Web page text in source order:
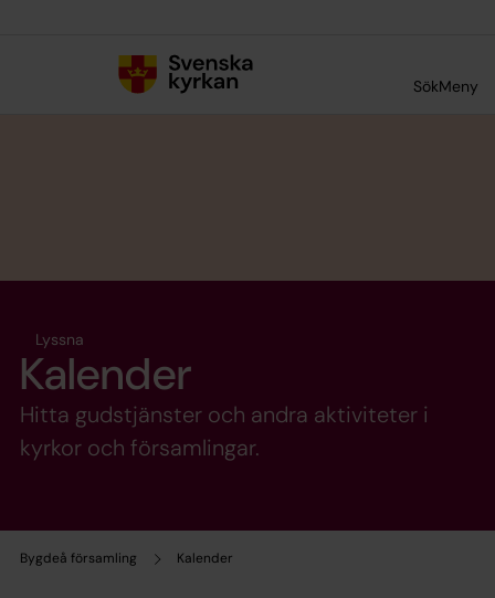
SökMeny
Bygdeå församling Kalender
Lyssna
Kalender
Hitta gudstjänster och andra aktiviteter i
kyrkor och församlingar.